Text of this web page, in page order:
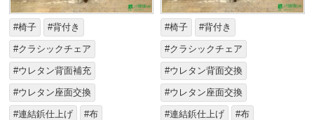
#椅子 #背付き
#クラシックチェア
#ウレタン背面補充
#ウレタン座面交換
#連結鋲仕上げ #布
#椅子 #背付き
#クラシックチェア
#ウレタン背面交換
#ウレタン座面交換
#連結鋲仕上げ #布